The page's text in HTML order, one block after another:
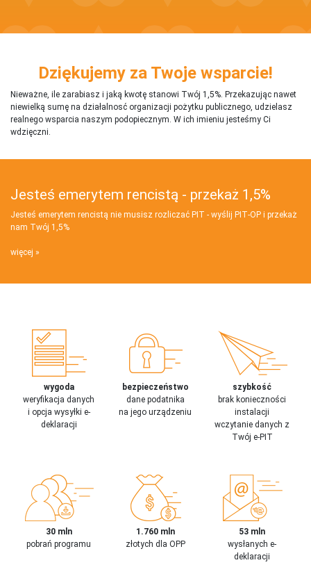
Dziękujemy za Twoje wsparcie!
Nieważne, ile zarabiasz i jaką kwotę stanowi Twój 1,5%. Przekazując nawet
niewielką sumę na działalnosć organizacji pożytku publicznego, udzielasz
realnego wsparcia naszym podopiecznym. W ich imieniu jesteśmy Ci
wdzięczni.
Jesteś emerytem rencistą - przekaż 1,5%
Jesteś emerytem rencistą nie musisz rozliczać PIT - wyślij PIT‑OP i przekaż
nam Twój 1,5%
więcej
wygoda
weryfikacja danych
i opcja wysyłki e-
deklaracji
bezpieczeństwo
dane podatnika
na jego urządzeniu
szybkość
brak konieczności
instalacji
wczytanie danych z
Twój e-PIT
30 mln
pobrań programu
1.760 mln
złotych dla OPP
53 mln
wysłanych e-
deklaracji